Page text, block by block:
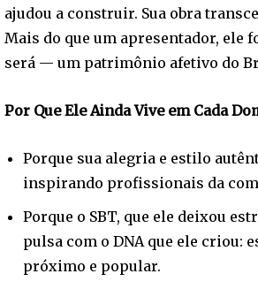
ajudou a construir. Sua obra
Mais do que um apresentador, ele
será — um patrimônio afetivo do
Por Que Ele Ainda Vive em Cada
Porque sua alegria e estilo
inspirando profissionais da
Porque o SBT, que ele deixou
pulsa com o DNA que ele criou:
próximo e popular.